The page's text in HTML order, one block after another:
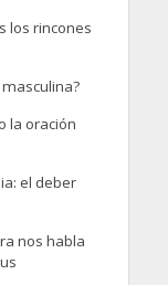
los rincones
la oración
el deber
nos habla